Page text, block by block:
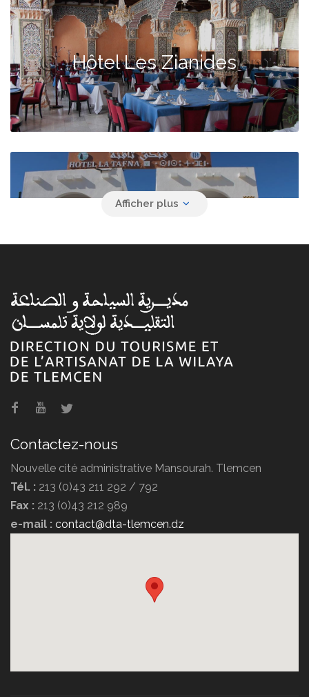
Hôtel Les Zianides
Hammam Boughrara
Hôtel Erriad
Contactez-nous
Nouvelle cité administrative Mansourah. Tlemcen
Tél. : 213 (0)43 211 292 / 792
Fax : 213 (0)43 212 989
e-mail : contact@dta-tlemcen.dz